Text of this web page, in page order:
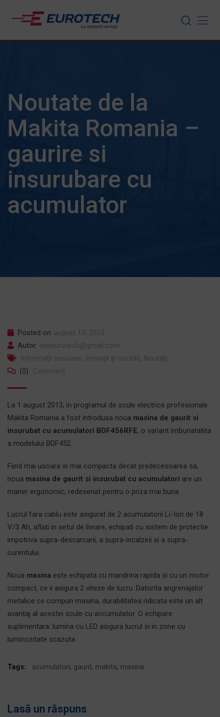
Noutate de la
Makita Romania –
gaurire si
insurubare cu
acumulator
Posted on
Autor:
(0)
La 1 august 2013, in programul de scule electrice profesionale
Makita Romania a fost introdusa noua masina de gaurit si
insurubat cu acumulatori BDF456RFE, o variant imbunatatita
a modelului BDF452.
Fiind mai usoara si mai compacta decat predecesoarea sa,
noua masina de gaurit si insurubat cu acumulatori are un
maner ergonomic, redesenat pentru o priza mai buna.
Lucrul fara cablu este asigurat de 2 acumulatorii Li-Ion de 18
V/3 Ah, aflati in setul de livrare, echipati cu sistem de protectie
impotriva supra-descarcarii, a supra-incalzirii si a supra-
curentului.
Noua masina este echipata cu mandrina rapida si cu un motor
compact, ce ii asigura 2 viteze de lucru. Datorita angrenajelor
metalice ce compun masina, durabilitatea ridicata este un alt
avantaj al acestei scule cu accumulator. O echipare
suplimentara: lumina cu LED asigura lucrul si in zone cu
luminozitate scazuta.
Tags: acumulatori, gaurit, makita, masina
Lasă un răspuns